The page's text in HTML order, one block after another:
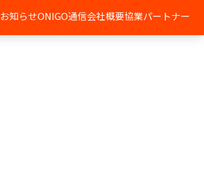
お知らせONIGO通信会社概要協業パートナー